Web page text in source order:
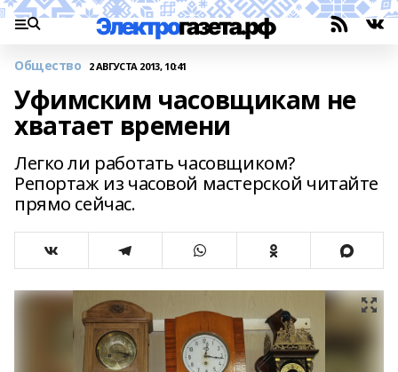
Общество 2 АВГУСТА 2013, 10:41
Уфимским часовщикам не
хватает времени
Легко ли работать часовщиком?
Репортаж из часовой мастерской читайте
прямо сейчас.